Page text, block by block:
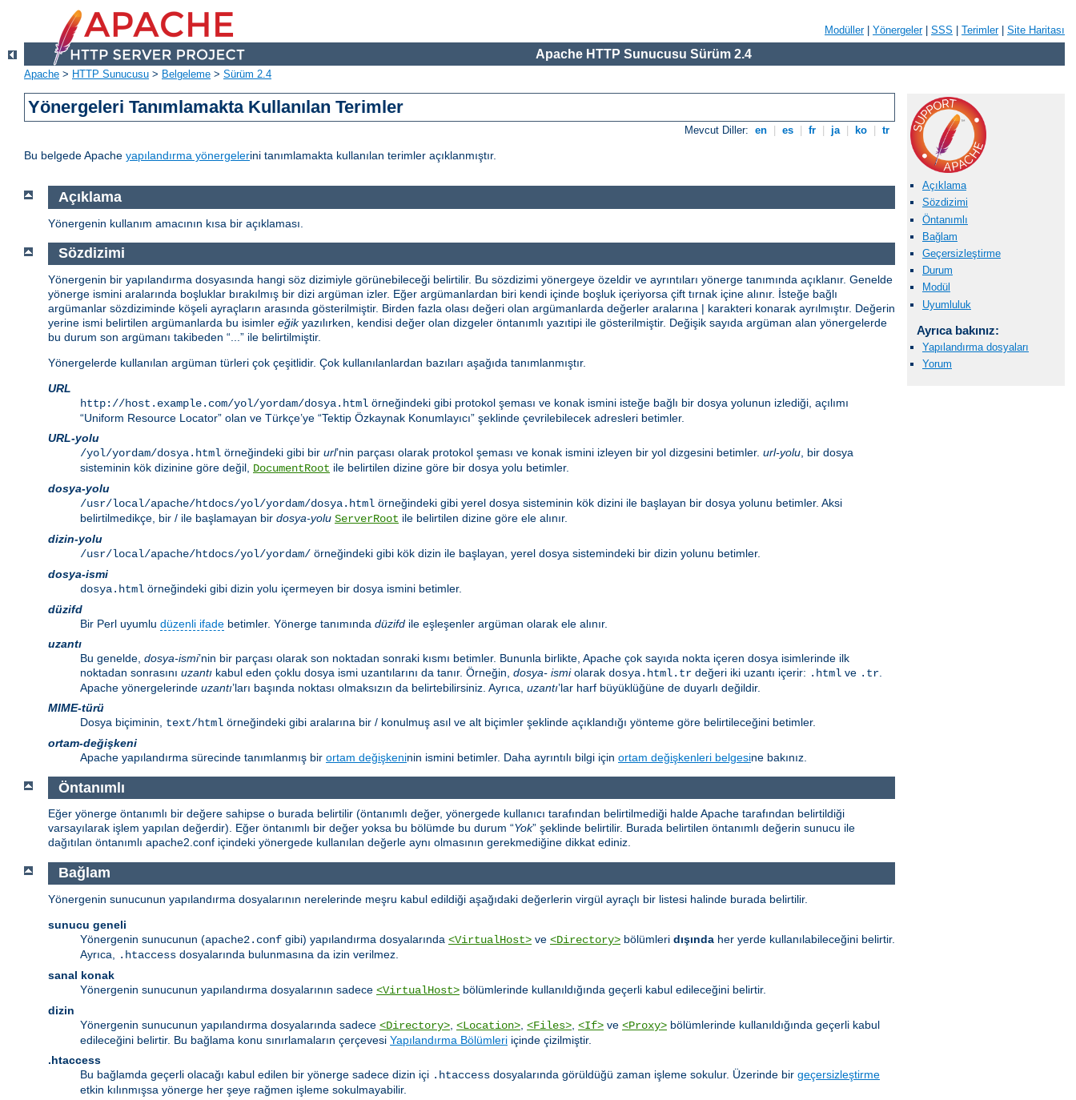
Modüller| Yönergeler| SSS Terimler| Site Haritası
Apache HTTP Sunucusu Sürüm 2.4
Apache > HTTP Sunucusu > Belgeleme > Sürüm 2.4
Yönergeleri Tanımlamakta Kullanılan Terimler
Mevcut Diller: en es fr ja ko tr
Bu belgede Apache yapılandırma yönergelerini tanımlamakta kullanılan terimler açıklanmıştır.
Açıklama
Sözdizimi
Öntanımlı
Bağlam
Geçersizleştirme
Durum
Modül
Uyumluluk
Ayrıca bakınız:
Yapılandırma dosyaları
Yorum
Açıklama
Yönergenin kullanım amacının kısa bir açıklaması.
Sözdizimi
Yönergenin bir yapılandırma dosyasında hangi söz dizimiyle görünebileceği belirtilir. Bu sözdizimi yönergeye özeldir ve ayrıntıları yönerge tanımında açıklanır. Genelde
yönerge ismini aralarında boşluklar bırakılmış bir dizi argüman izler. Eğer argümanlardan biri kendi içinde boşluk içeriyorsa çift tırnak içine alınır. İsteğe bağlı
argümanlar sözdiziminde köşeli ayraçların arasında gösterilmiştir. Birden fazla olası değeri olan argümanlarda değerler aralarına | karakteri konarak ayrılmıştır. Değerin
yerine ismi belirtilen argümanlarda bu isimler eğikyazılırken, kendisi değer olan dizgeler öntanımlı yazıtipi ile gösterilmiştir. Değişik sayıda argüman alan yönergelerde
bu durum son argümanı takibeden “...” ile belirtilmiştir.
Yönergelerde kullanılan argüman türleri çok çeşitlidir. Çok kullanılanlardan bazıları aşağıda tanımlanmıştır.
URL
http://host.example.com/yol/yordam/dosya.html örneğindeki gibi protokol şeması ve konak ismini isteğe bağlı bir dosya yolunun izlediği, açılımı
“Uniform Resource Locator” olan ve Türkçe’ye “Tektip Özkaynak Konumlayıcı” şeklinde çevrilebilecek adresleri betimler.
URL-yolu
/yol/yordam/dosya.html örneğindeki gibi bir url’nin parçası olarak protokol şeması ve konak ismini izleyen bir yol dizgesini betimler. url-yolu , bir dosya
sisteminin kök dizinine göre değil, DocumentRoot ile belirtilen dizine göre bir dosya yolu betimler.
dosya-yolu
/usr/local/apache/htdocs/yol/yordam/dosya.html örneğindeki gibi yerel dosya sisteminin kök dizini ile başlayan bir dosya yolunu betimler. Aksi
belirtilmedikçe, bir / ile başlamayan bir dosya-yolu ServerRoot ile belirtilen dizine göre ele alınır.
dizin-yolu
/usr/local/apache/htdocs/yol/yordam/ örneğindeki gibi kök dizin ile başlayan, yerel dosya sistemindeki bir dizin yolunu betimler.
dosya-ismi
dosya.html örneğindeki gibi dizin yolu içermeyen bir dosya ismini betimler.
düzifd
Bir Perl uyumlu düzenli ifade betimler. Yönerge tanımında düzifd ile eşleşenler argüman olarak ele alınır.
uzantı
Bu genelde, dosya-ismi’nin bir parçası olarak son noktadan sonraki kısmı betimler. Bununla birlikte, Apache çok sayıda nokta içeren dosya isimlerinde ilk
noktadan sonrasını uzantı kabul eden çoklu dosya ismi uzantılarını da tanır. Örneğin, dosya- ismiolarak dosya.html.tr değeri iki uzantı içerir: .html ve .tr
Apache yönergelerinde uzantı’ları başında noktası olmaksızın da belirtebilirsiniz. Ayrıca, uzantı’lar harf büyüklüğüne de duyarlı değildir.
MIME-türü
Dosya biçiminin, text/html örneğindeki gibi aralarına bir / konulmuş asıl ve alt biçimler şeklinde açıklandığı yönteme göre belirtileceğini betimler.
ortam-değişkeni
Apache yapılandırma sürecinde tanımlanmış bir ortam değişkeninin ismini betimler. Daha ayrıntılı bilgi için ortam değişkenleri belgesine bakınız.
Öntanımlı
Eğer yönerge öntanımlı bir değere sahipse o burada belirtilir (öntanımlı değer, yönergede kullanıcı tarafından belirtilmediği halde Apache tarafından belirtildiği
varsayılarak işlem yapılan değerdir). Eğer öntanımlı bir değer yoksa bu bölümde bu durum “Yok” şeklinde belirtilir. Burada belirtilen öntanımlı değerin sunucu ile
dağıtılan öntanımlı apache2.conf içindeki yönergede kullanılan değerle aynı olmasının gerekmediğine dikkat ediniz.
Bağlam
Yönergenin sunucunun yapılandırma dosyalarının nerelerinde meşru kabul edildiği aşağıdaki değerlerin virgül ayraçlı bir listesi halinde burada belirtilir.
sunucu geneli
Yönergenin sunucunun (apache2.conf gibi) yapılandırma dosyalarında <VirtualHost> ve <Directory> bölümleri dışında her yerde kullanılabileceğini belirtir.
Ayrıca,
.htaccess dosyalarında bulunmasına da izin verilmez.
sanal konak
Yönergenin sunucunun yapılandırma dosyalarının sadece <VirtualHost> bölümlerinde kullanıldığında geçerli kabul edileceğini belirtir.
dizin
Yönergenin sunucunun yapılandırma dosyalarında sadece <Directory> <Location> <Files> <If> ve <Proxy> bölümlerinde kullanıldığında geçerli kabul
edileceğini belirtir. Bu bağlama konu sınırlamaların çerçevesi Yapılandırma Bölümleri içinde çizilmiştir.
.htaccess
Bu bağlamda geçerli olacağı kabul edilen bir yönerge sadece dizin içi .htaccess dosyalarında görüldüğü zaman işleme sokulur. Üzerinde bir geçersizleştirme
etkin kılınmışsa yönerge her şeye rağmen işleme sokulmayabilir.